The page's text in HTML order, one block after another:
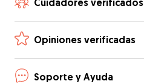
Opiniones verificadas
Soporte y Ayuda